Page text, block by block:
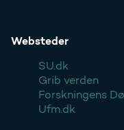
Websteder
SU.dk
Grib verden
Forskningens
Ufm.dk